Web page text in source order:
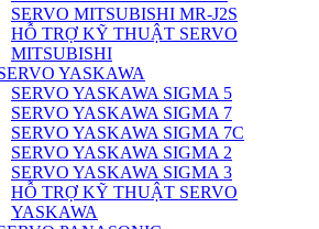
SERVO MITSUBISHI MR-J2S
HỖ TRỢ KỸ THUẬT SERVO
MITSUBISHI
YASKAWA
SERVO YASKAWA SIGMA 5
SERVO YASKAWA SIGMA 7
SERVO YASKAWA SIGMA 7C
SERVO YASKAWA SIGMA 2
SERVO YASKAWA SIGMA 3
HỖ TRỢ KỸ THUẬT SERVO
YASKAWA